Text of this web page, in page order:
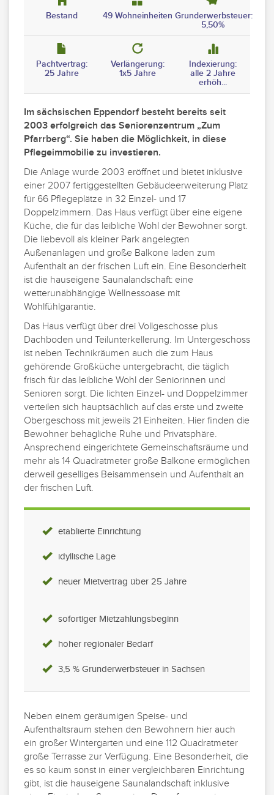
Bestand 49 Wohneinheiten Grunderwerbsteuer:
5,50%
Pachtvertrag:
25 Jahre
Verlängerung:
1x5 Jahre
Indexierung:
alle 2 Jahre
erhöh...
Im sächsischen Eppendorf besteht bereits seit
2003 erfolgreich das Seniorenzentrum „Zum
Pfarrberg“. Sie haben die Möglichkeit, in diese
Pflegeimmobilie zu investieren.
Die Anlage wurde 2003 eröffnet und bietet inklusive
einer 2007 fertiggestellten Gebäudeerweiterung Platz
für 66 Pflegeplätze in 32 Einzel- und 17
Doppelzimmern. Das Haus verfügt über eine eigene
Küche, die für das leibliche Wohl der Bewohner sorgt.
Die liebevoll als kleiner Park angelegten
Außenanlagen und große Balkone laden zum
Aufenthalt an der frischen Luft ein. Eine Besonderheit
ist die hauseigene Saunalandschaft: eine
wetterunabhängige Wellnessoase mit
Wohlfühlgarantie.
Das Haus verfügt über drei Vollgeschosse plus
Dachboden und Teilunterkellerung. Im Untergeschoss
ist neben Technikräumen auch die zum Haus
gehörende Großküche untergebracht, die täglich
frisch für das leibliche Wohl der Seniorinnen und
Senioren sorgt. Die lichten Einzel- und Doppelzimmer
verteilen sich hauptsächlich auf das erste und zweite
Obergeschoss mit jeweils 21 Einheiten. Hier finden die
Bewohner behagliche Ruhe und Privatsphäre.
Ansprechend eingerichtete Gemeinschaftsräume und
mehr als 14 Quadratmeter große Balkone ermöglichen
derweil geselliges Beisammensein und Aufenthalt an
der frischen Luft.
etablierte Einrichtung
idyllische Lage
neuer Mietvertrag über 25 Jahre
sofortiger Mietzahlungsbeginn
hoher regionaler Bedarf
3,5 % Grunderwerbsteuer in Sachsen
Neben einem geräumigen Speise- und
Aufenthaltsraum stehen den Bewohnern hier auch
ein großer Wintergarten und eine 112 Quadratmeter
große Terrasse zur Verfügung. Eine Besonderheit, die
es so kaum sonst in einer vergleichbaren Einrichtung
gibt, ist die hauseigene Saunalandschaft inklusive